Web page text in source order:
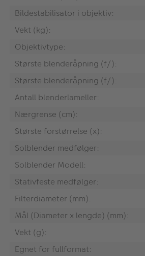
Bildestabilisator i objektiv:
Vekt (kg):
Objektivtype:
Største blenderåpning (f/):
Største blenderåpning (f/):
Antall blenderlameller:
Nærgrense (cm):
Største forstørrelse (x):
Solblender medfølger:
Solblender Modell:
Stativfeste medfølger:
Filterdiameter (mm):
Mål (Diameter x lengde) (mm):
Vekt (g):
Egnet for fullformat: